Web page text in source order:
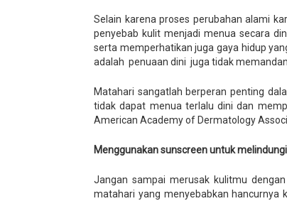
Selain karena proses perubahan alami
penyebab kulit menjadi menua secara
serta memperhatikan juga gaya hidup
adalah penuaan dini juga tidak
Matahari sangatlah berperan penting
tidak dapat menua terlalu dini dan
American Academy of Dermatology
Menggunakan sunscreen untuk
Jangan sampai merusak kulitmu
matahari yang menyebabkan hancurnya